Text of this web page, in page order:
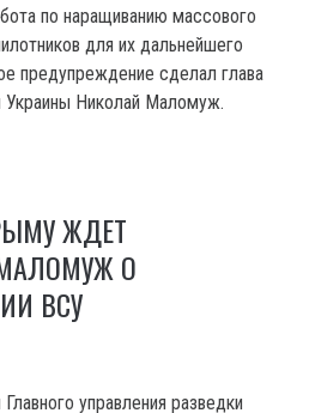
по наращиванию массового
для их дальнейшего
предупреждение сделал глава
Николай Маломуж.
ЖДЕТ
О
ВСУ
управления разведки